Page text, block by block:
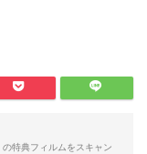
特典フィルムをスキャン